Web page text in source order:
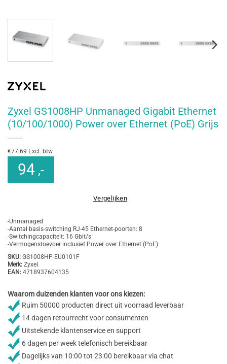
Zyxel GS1008HP Unmanaged Gigabit Ethernet
(10/100/1000) Power over Ethernet (PoE) Grijs
€77.69 Excl. btw
94 ,-
Vergelijken
-Unmanaged
-Aantal basis-switching RJ-45 Ethernet-poorten: 8
-Switchingcapaciteit: 16 Gbit/s
-Vermogenstoevoer inclusief Power over Ethernet (PoE)
SKU: GS1008HP-EU0101F
Merk: Zyxel
EAN: 4718937604135
Waarom duizenden klanten voor ons kiezen:
Ruim 50000 producten direct uit voorraad leverbaar
14 dagen retourrecht voor consumenten
Uitstekende klantenservice en support
6 dagen per week telefonisch bereikbaar
Dagelijks van 10:00 tot 23:00 bereikbaar via chat